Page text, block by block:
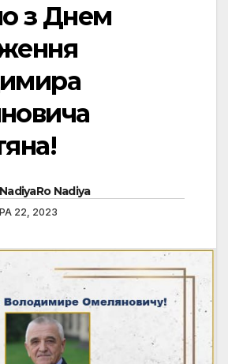
з Днем
NadiyaRo Nadiya
22, 2023